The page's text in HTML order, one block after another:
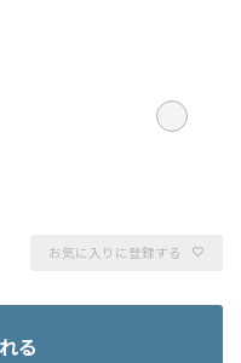
お気に入りに登録する
る